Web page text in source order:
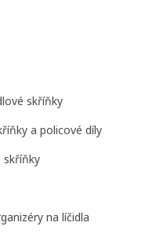
skříňky
a policové díly
skříňky
na líčidla